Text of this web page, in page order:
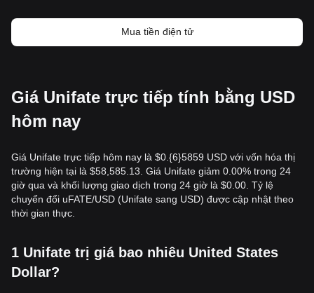
Mua tiền điện tử
Giá Unifate trực tiếp tính bằng USD
hôm nay
Giá Unifate trực tiếp hôm nay là $0.{​6}5859 USD với vốn hóa thị
trường hiện tại là $58,585.13. Giá Unifate giảm 0.00% trong 24
giờ qua và khối lượng giao dịch trong 24 giờ là $0.00. Tỷ lệ
chuyển đổi uFATE/USD (Unifate sang USD) được cập nhật theo
thời gian thực.
1 Unifate trị giá bao nhiêu United States
Dollar?